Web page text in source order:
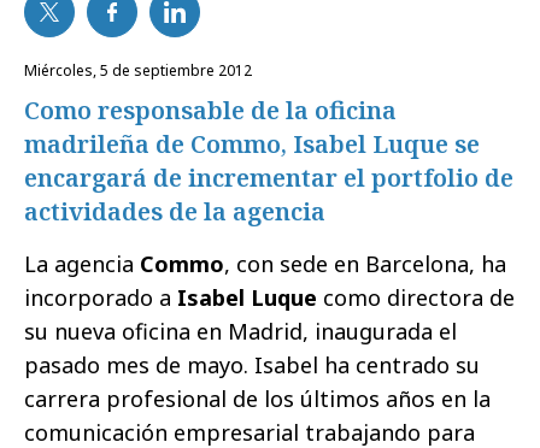
miércoles, 5 de septiembre 2012
Como responsable de la oficina
madrileña de Commo, Isabel Luque se
encargará de incrementar el portfolio de
actividades de la agencia
La agencia Commo, con sede en Barcelona, ha
incorporado a Isabel Luque como directora de
su nueva oficina en Madrid, inaugurada el
pasado mes de mayo. Isabel ha centrado su
carrera profesional de los últimos años en la
comunicación empresarial trabajando para